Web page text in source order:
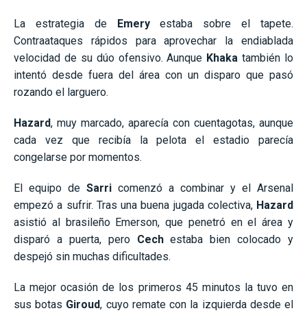
La estrategia de Emeryestaba sobre el tapete.
Contraataques rápidos para aprovechar la endiablada
velocidad de su dúo ofensivo. Aunque Khaka también lo
intentó desde fuera del área con un disparo que pasó
rozando el larguero.
Hazard, muy marcado, aparecía con cuentagotas, aunque
cada vez que recibía la pelota el estadio parecía
congelarse por momentos.
El equipo de Sarri comenzó a combinar y el Arsenal
empezó a sufrir. Tras una buena jugada colectiva, Hazard
asistió al brasileño Emerson, que penetró en el área y
disparó a puerta, pero Cechestaba bien colocado y
despejó sin muchas dificultades.
La mejor ocasión de los primeros 45 minutos la tuvo en
sus botas Giroud, cuyo remate con la izquierda desde el